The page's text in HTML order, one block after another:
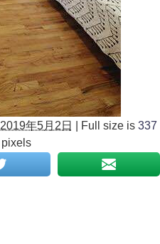
2019年5月2日 Full size is 337
pixels